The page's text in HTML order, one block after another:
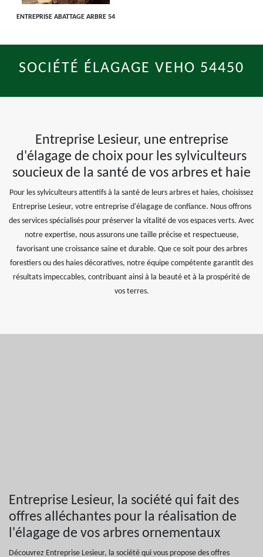
ENTREPRISE ABATTAGE ARBRE 54
SOCIÉTÉ ÉLAGAGE VEHO 54450
Entreprise Lesieur, une entreprise
d'élagage de choix pour les sylviculteurs
soucieux de la santé de vos arbres et haie
Pour les sylviculteurs attentifs à la santé de leurs arbres et haies, choisissez
Entreprise Lesieur, votre entreprise d'élagage de confiance. Nous offrons
des services spécialisés pour préserver la vitalité de vos espaces verts. Avec
notre expertise, nous assurons une taille précise et respectueuse,
favorisant une croissance saine et durable. Que ce soit pour des arbres
forestiers ou des haies décoratives, notre équipe compétente garantit des
résultats impeccables, contribuant ainsi à la beauté et à la prospérité de
vos terres.
Entreprise Lesieur, la société qui fait des
offres alléchantes pour la réalisation de
l'élagage de vos arbres ornementaux
Découvrez Entreprise Lesieur, la société qui vous propose des offres